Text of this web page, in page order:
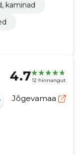
kaminad
4.712 hinnangut
Jõgevamaa